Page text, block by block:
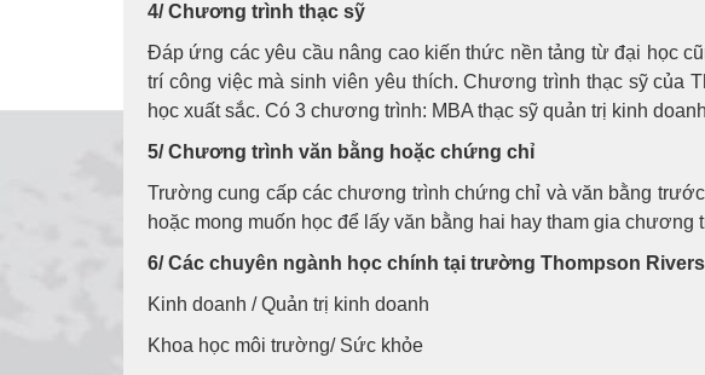
4/ Chương trình thạc sỹ
Đáp ứng các yêu cầu nâng cao kiến thức nền tảng từ đại học
trí công việc mà sinh viên yêu thích. Chương trình thạc sỹ của
học xuất sắc. Có 3 chương trình: MBA thạc sỹ quản trị kinh
5/ Chương trình văn bằng hoặc chứng chỉ
Trường cung cấp các chương trình chứng chỉ và văn bằng
hoặc mong muốn học để lấy văn bằng hai hay tham gia chương
6/ Các chuyên ngành học chính tại trường Thompson
Kinh doanh / Quản trị kinh doanh
Khoa học môi trường/ Sức khỏe